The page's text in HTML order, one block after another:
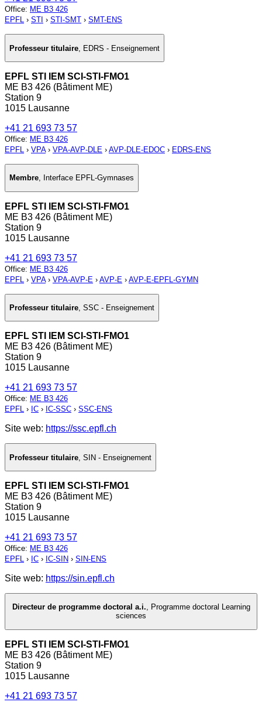
Office: ME B3 426
EPFL › STI › STI-SMT › SMT-ENS
Professeur titulaire EDRS - Enseignement
EPFL STI IEM SCI-STI-FMO1
ME B3 426 (Bâtiment ME)
Station 9
1015 Lausanne
+41 21 693 73 57
Office: ME B3 426
EPFL › VPA› VPA-AVP-DLE › AVP-DLE-EDOC › EDRS-ENS
Membre, Interface EPFL-Gymnases
EPFL STI IEM SCI-STI-FMO1
ME B3 426 (Bâtiment ME)
Station 9
1015 Lausanne
+41 21 693 73 57
Office: ME B3 426
EPFL › VPA› VPA-AVP-E › AVP-E › AVP-E-EPFL-GYMN
Professeur titulaire, SSC - Enseignement
EPFL STI IEM SCI-STI-FMO1
ME B3 426 (Bâtiment ME)
Station 9
1015 Lausanne
+41 21 693 73 57
Office: ME B3 426
EPFL › IC › IC-SSC › SSC-ENS
Site web: https://ssc.epfl.ch
Professeur titulaire SIN - Enseignement
EPFL STI IEM SCI-STI-FMO1
ME B3 426 (Bâtiment ME)
Station 9
1015 Lausanne
+41 21 693 73 57
Office: ME B3 426
EPFL › IC › IC-SIN › SIN-ENS
Site web: https://sin.epfl.ch
Directeur de programme doctoral a.i., Programme doctoral Learning
sciences
EPFL STI IEM SCI-STI-FMO1
ME B3 426 (Bâtiment ME)
Station 9
1015 Lausanne
+41 21 693 73 57